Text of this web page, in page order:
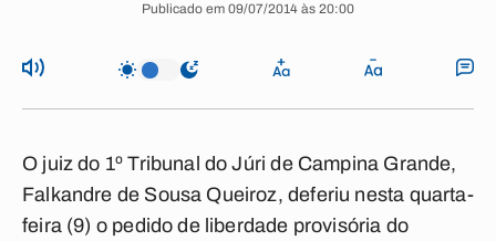
Publicado em 09/07/2014 às 20:00
O juiz do 1º Tribunal do Júri de Campina Grande,
Falkandre de Sousa Queiroz, deferiu nesta quarta-
feira (9) o pedido de liberdade provisória do